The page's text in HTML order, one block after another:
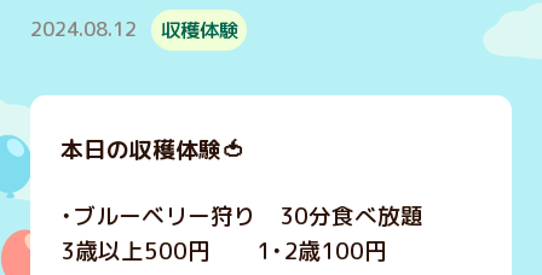
2024.08.12 収穫体験
本日の収穫体験🍅
・ブルーベリー狩り 30分食べ放題
3歳以上500円 1・2歳100円